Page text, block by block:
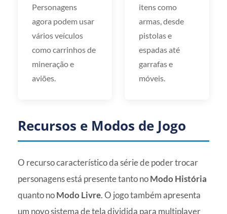
Personagens
agora podem usar
vários veículos
como carrinhos de
mineração e
aviões.
itens como
armas, desde
pistolas e
espadas até
garrafas e
móveis.
Recursos e Modos de Jogo
O recurso característico da série de poder trocar
personagens está presente tanto noModo História
quanto noModo Livre. O jogo também apresenta
um novo sistema de tela dividida para multiplayer